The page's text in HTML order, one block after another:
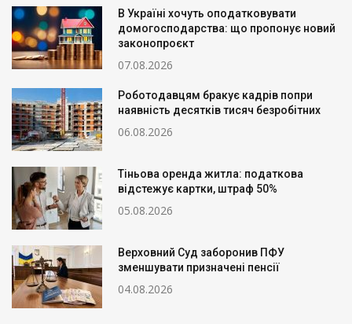
В Україні хочуть оподатковувати
домогосподарства: що пропонує новий
законопроєкт
07.08.2026
Роботодавцям бракує кадрів попри
наявність десятків тисяч безробітних
06.08.2026
Тіньова оренда житла: податкова
відстежує картки, штраф 50%
05.08.2026
Верховний Суд заборонив ПФУ
зменшувати призначені пенсії
04.08.2026